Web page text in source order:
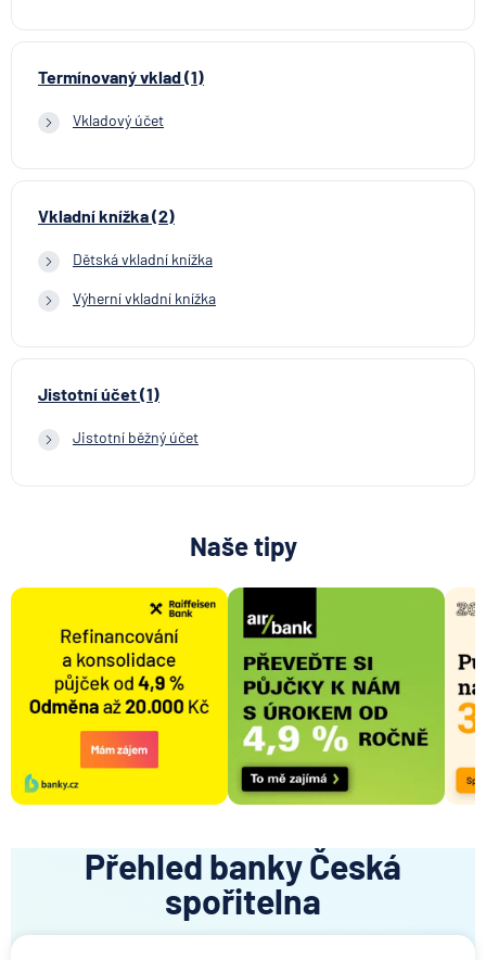
Termínovaný vklad (1)
Vkladový účet
Vkladní knížka (2)
Dětská vkladní knížka
Výherní vkladní knížka
Jistotní účet (1)
Jistotní běžný účet
Naše tipy
Přehled banky Česká
spořitelna